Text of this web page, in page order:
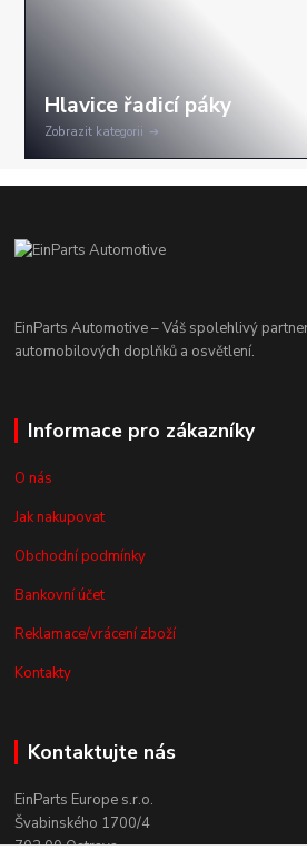
Zobrazit kategorii
EinParts Automotive – Váš spolehlivý
automobilových doplňků a osvětlení.
Informace pro zákazníky
O nás
Jak nakupovat
Obchodní podmínky
Bankovní účet
Reklamace/vrácení zboží
Kontakty
Kontaktujte nás
EinParts Europe s.r.o.
Švabinského 1700/4